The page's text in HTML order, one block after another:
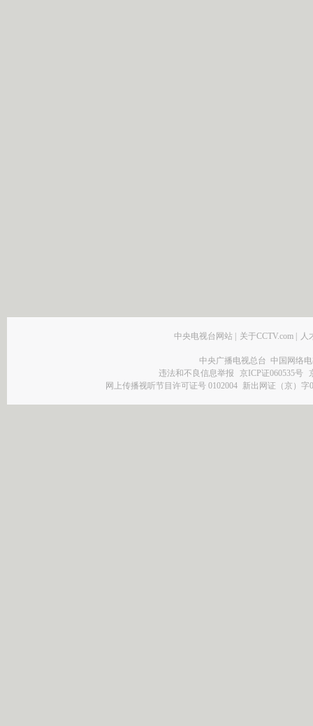
中央电视台网站 关于CCTV.com 人
中央广播电视总台 中国网络
违法和不良信息举报
京ICP证060535号
网上传播视听节目许可证号 0102004 新出网证（京）